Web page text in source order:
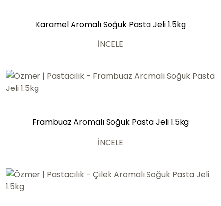
Karamel Aromalı Soğuk Pasta Jeli 1.5kg
İNCELE
Frambuaz Aromalı Soğuk Pasta Jeli 1.5kg
İNCELE